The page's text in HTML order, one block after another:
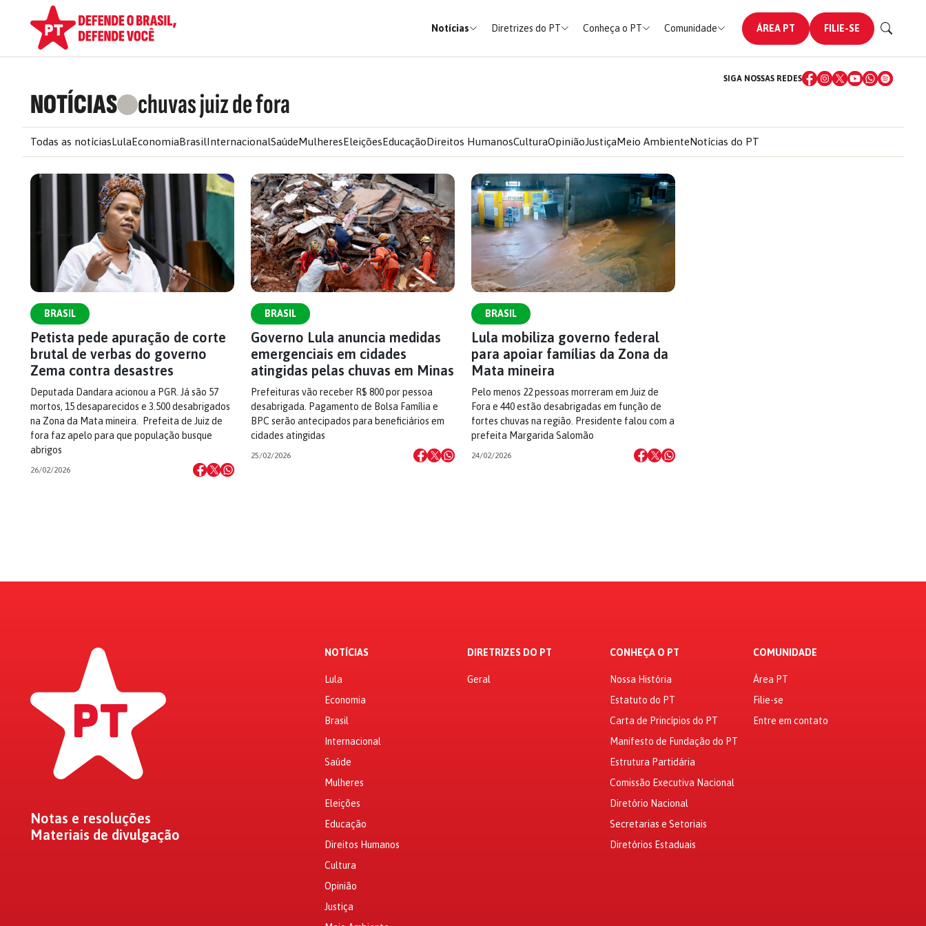
Notícias Diretrizes do PT Conheça o PT Comunidade ÁREA PT FILIE-SE
NOTÍCIAS chuvas juiz de fora
SIGA NOSSAS REDES
Todas as notíciasLulaEconomiaBrasilInternacionalSaúdeMulheresEleiçõesEducaçãoDireitos HumanosCulturaOpiniãoJustiçaMeio AmbienteNotícias do PT
BRASIL
Petista pede apuração de corte
brutal de verbas do governo
Zema contra desastres
Deputada Dandara acionou a PGR. Já são 57
mortos, 15 desaparecidos e 3.500 desabrigados
na Zona da Mata mineira. Prefeita de Juiz de
fora faz apelo para que população busque
abrigos
26/02/2026
BRASIL
Governo Lula anuncia medidas
emergenciais em cidades
atingidas pelas chuvas em Minas
Prefeituras vão receber R$ 800 por pessoa
desabrigada. Pagamento de Bolsa Família e
BPC serão antecipados para beneficiários em
cidades atingidas
25/02/2026
BRASIL
Lula mobiliza governo federal
para apoiar famílias da Zona da
Mata mineira
Pelo menos 22 pessoas morreram em Juiz de
Fora e 440 estão desabrigadas em função de
fortes chuvas na região. Presidente falou com a
prefeita Margarida Salomão
24/02/2026
Notas e resoluções
Materiais de divulgação
NOTÍCIAS
Lula
Economia
Brasil
Internacional
Saúde
Mulheres
Eleições
Educação
Direitos Humanos
Cultura
Opinião
Justiça
DIRETRIZES DO PT
Geral
CONHEÇA O PT
Nossa História
Estatuto do PT
Carta de Princípios do PT
Manifesto de Fundação do PT
Estrutura Partidária
Comissão Executiva Nacional
Diretório Nacional
Secretarias e Setoriais
Diretórios Estaduais
COMUNIDADE
Área PT
Filie-se
Entre em contato